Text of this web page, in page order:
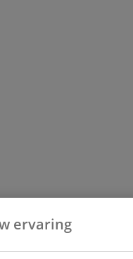
ervaring